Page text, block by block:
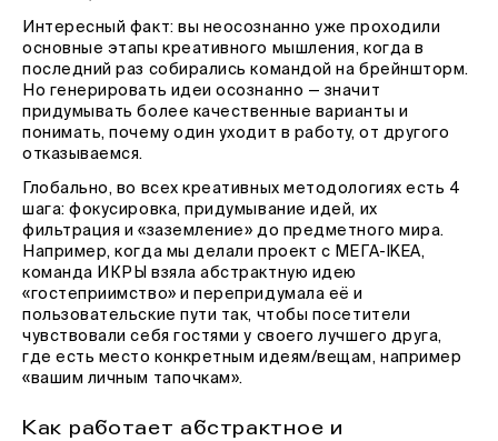
Интересный факт: вы неосознанно уже проходили
основные этапы креативного мышления, когда в
последний раз собирались командой на брейншторм.
Но генерировать идеи осознанно — значит
придумывать более качественные варианты и
понимать, почему один уходит в работу, от другого
отказываемся.
Глобально, во всех креативных методологиях есть 4
шага: фокусировка, придумывание идей, их
фильтрация и «заземление» до предметного мира.
Например, когда мы делали проект с МЕГА-IKEA,
команда ИКРЫ взяла абстрактную идею
«гостеприимство» и перепридумала её и
пользовательские пути так, чтобы посетители
чувствовали себя гостями у своего лучшего друга,
где есть место конкретным идеям/вещам, например
«вашим личным тапочкам».
Как работает абстрактное и